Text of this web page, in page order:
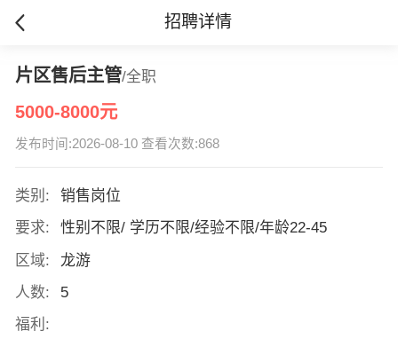
招聘详情
片区售后主管/全职
5000-8000元
发布时间:2026-08-10 查看次数:868
类别:
销售岗位
要求:
性别不限/ 学历不限/经验不限/年龄22-45
区域:
龙游
人数:
5
福利: